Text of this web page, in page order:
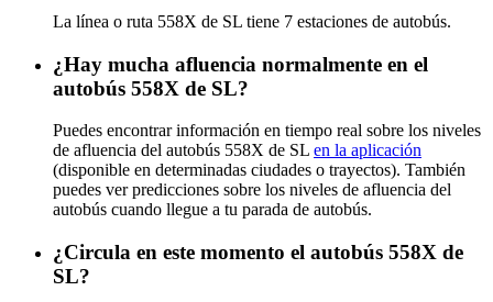
La línea o ruta 558X de SL tiene 7 estaciones de autobús.
¿Hay mucha afluencia normalmente en el
autobús 558X de SL?
Puedes encontrar información en tiempo real sobre los niveles
de afluencia del autobús 558X de SL en la aplicación
(disponible en determinadas ciudades o trayectos). También
puedes ver predicciones sobre los niveles de afluencia del
autobús cuando llegue a tu parada de autobús.
¿Circula en este momento el autobús 558X de
SL?